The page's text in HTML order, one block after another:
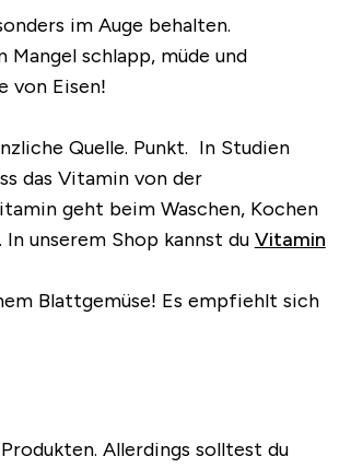
im Auge behalten.
schlapp, müde und
von Eisen!
Quelle. Punkt. In Studien
das Vitamin von der
geht beim Waschen, Kochen
unserem Shop kannst du Vitamin
Blattgemüse! Es empfiehlt sich
Allerdings solltest du